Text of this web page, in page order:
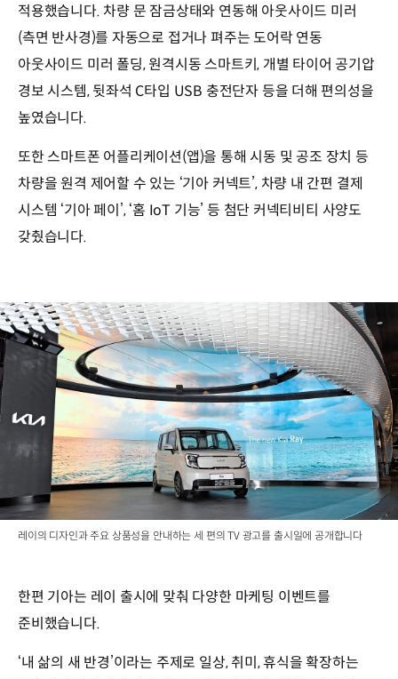
적용했습니다. 차량 문 잠금상태와 연동해 아웃사이드 미러
(측면 반사경)를 자동으로 접거나 펴주는 도어락 연동
아웃사이드 미러 폴딩, 원격시동 스마트키, 개별 타이어 공기압
경보 시스템, 뒷좌석 C타입 USB 충전단자 등을 더해 편의성을
높였습니다.
또한 스마트폰 어플리케이션(앱)을 통해 시동 및 공조 장치 등
차량을 원격 제어할 수 있는 ‘기아 커넥트’, 차량 내 간편 결제
시스템 ‘기아 페이’, ‘홈 IoT 기능’ 등 첨단 커넥티비티 사양도
갖췄습니다.
레이의 디자인과 주요 상품성을 안내하는 세 편의 TV 광고를 출시일에 공개합니다
한편 기아는 레이 출시에 맞춰 다양한 마케팅 이벤트를
준비했습니다.
‘내 삶의 새 반경’이라는 주제로 일상, 취미, 휴식을 확장하는